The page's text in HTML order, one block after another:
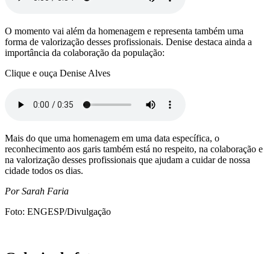
O momento vai além da homenagem e representa também uma
forma de valorização desses profissionais. Denise destaca ainda a
importância da colaboração da população:
Clique e ouça Denise Alves
Mais do que uma homenagem em uma data específica, o
reconhecimento aos garis também está no respeito, na colaboração e
na valorização desses profissionais que ajudam a cuidar de nossa
cidade todos os dias.
Por Sarah Faria
Foto: ENGESP/Divulgação